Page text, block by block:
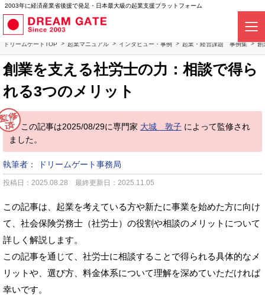
2003年に経済産業省後援で発足・日本最大級の起業支援プラットフォーム
ドリームゲートTOP 起業マニュアル インタビュー・事例 起業・経営課題 事例集 創
創業を支える社労士の力：相談で得ら
れる3つのメリット
この記事は2025/08/29に専門家 大城 敦子 によって監修され
ました。
執筆者： ドリームゲート事務局
投稿日：2025.08.28 最終更新日：2025.11.05
この記事は、起業を考えている方や新たに事業を始めた方に向け
て、社会保険労務士（社労士）の役割や相談のメリットについて
詳しく解説します。
この記事を通じて、社労士に相談することで得られる具体的なメ
リットや、選び方、料金体系について理解を深めていただければ
幸いです。